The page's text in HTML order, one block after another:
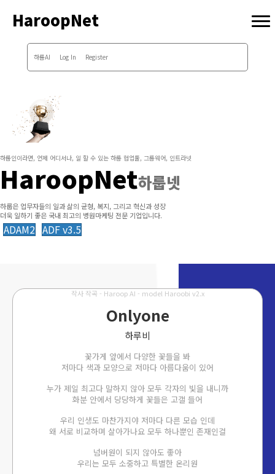
HaroopNet
하룹AI Log In Register
하룹인이라면, 언제 어디서나, 일 할 수 있는 하룹 협업툴, 그룹웨어, 인트라넷
HaroopNet하룹넷
하룹은 업무자들의 일과 삶의 균형, 복지, 그리고 혁신과 성장
더욱 일하기 좋은 국내 최고의 병원마케팅 전문 기업입니다.
ADAM2 ADF v3.5
작사 작곡 - Haroop AI - model Haroobi v2.x
Onlyone
하루비
꽃가게 앞에서 다양한 꽃들을 봐
저마다 색과 모양으로 저마다 아름다움이 있어
누가 제일 최고다 말하지 않아 모두 각자의 빛을 내니까
화분 안에서 당당하게 꽃들은 고갤 들어
우리 인생도 마찬가지야 저마다 다른 모습 인데
왜 서로 비교하며 살아가나요 모두 하나뿐인 존재인걸
넘버원이 되지 않아도 좋아
우리는 모두 소중하고 특별한 온리원